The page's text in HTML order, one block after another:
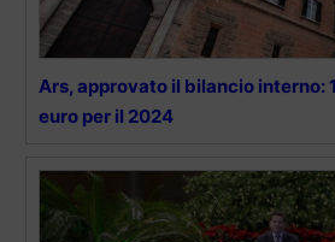
Ars, approvato il bilancio interno:
euro per il 2024